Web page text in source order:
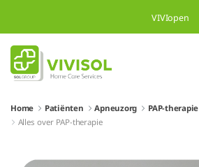
Overslaan en naar hoofdinhoud gaan
VIVIopen
Home Patiënten Apneuzorg
PAP-therapie
Alles over PAP-therapie